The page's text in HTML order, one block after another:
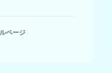
ページ